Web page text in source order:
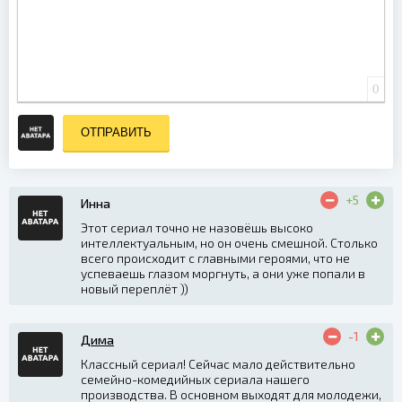
0
ОТПРАВИТЬ
Инна
+5
Этот сериал точно не назовёшь высоко
интеллектуальным, но он очень смешной. Столько
всего происходит с главными героями, что не
успеваешь глазом моргнуть, а они уже попали в
новый переплёт ))
Дима
-1
Классный сериал! Сейчас мало действительно
семейно-комедийных сериала нашего
производства. В основном выходят для молодежи,